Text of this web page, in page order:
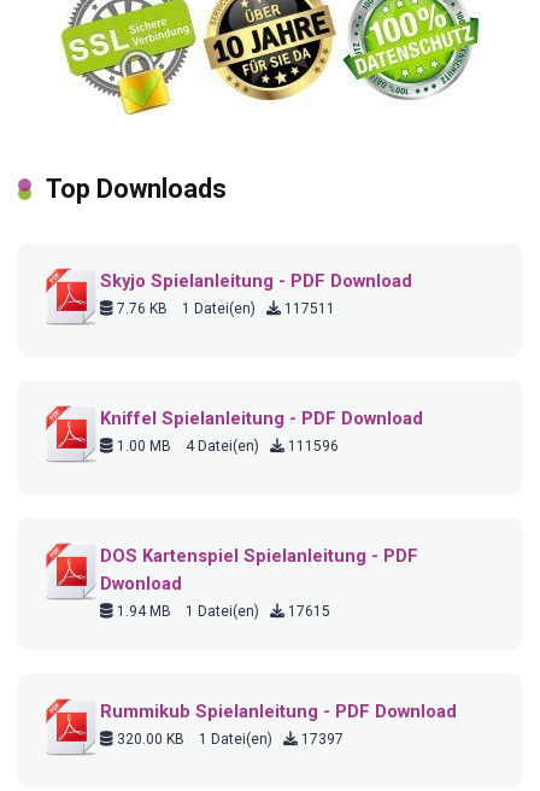
Top Downloads
Skyjo Spielanleitung - PDF Download
7.76 KB 1 Datei(en) 117511
Kniffel Spielanleitung - PDF Download
1.00 MB 4 Datei(en) 111596
DOS Kartenspiel Spielanleitung - PDF
Dwonload
1.94 MB 1 Datei(en) 17615
Rummikub Spielanleitung - PDF Download
320.00 KB 1 Datei(en) 17397